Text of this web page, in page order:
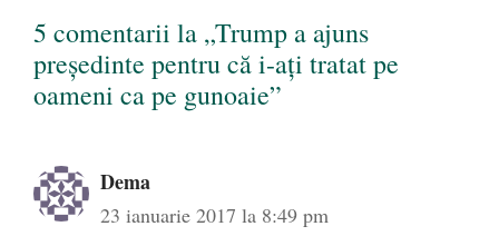
5 comentarii la „Trump a ajuns
preşedinte pentru că i-aţi tratat pe
oameni ca pe gunoaie”
Dema
23 ianuarie 2017 la 8:49 pm